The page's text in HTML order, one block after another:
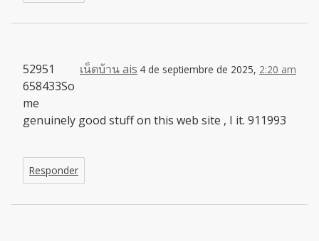
เน็ตบ้าน ais 4 de septiembre de 2025, 2:20 am
52951
658433So
me
genuinely good stuff on this web site , I it. 911993
Responder